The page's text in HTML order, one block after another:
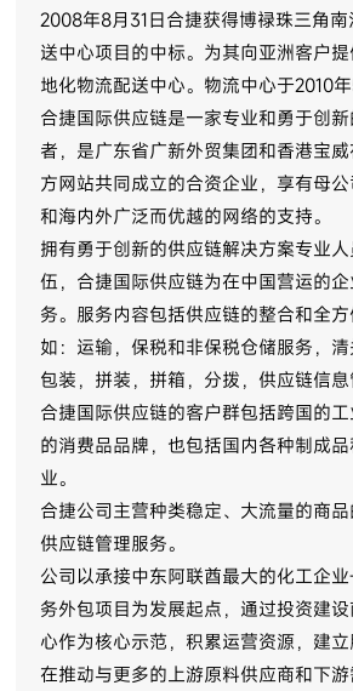
2008年8月31日合捷获得博禄珠三角
送中心项目的中标。为其向亚洲客户
地化物流配送中心。物流中心于2010年
合捷国际供应链是一家专业和勇于创
者，是广东省广新外贸集团和香港宝
方网站共同成立的合资企业，享有母
和海内外广泛而优越的网络的支持。
拥有勇于创新的供应链解决方案专业
伍，合捷国际供应链为在中国营运的
务。服务内容包括供应链的整合和全方
如：运输，保税和非保税仓储服务，清
包装，拼装，拼箱，分拨，供应链信息
合捷国际供应链的客户群包括跨国的
的消费品品牌，也包括国内各种制成
业。
合捷公司主营种类稳定、大流量的商
供应链管理服务。
公司以承接中东阿联酋最大的化工企
务外包项目为发展起点，通过投资建
心作为核心示范，积累运营资源，建
在推动与更多的上游原料供应商和下